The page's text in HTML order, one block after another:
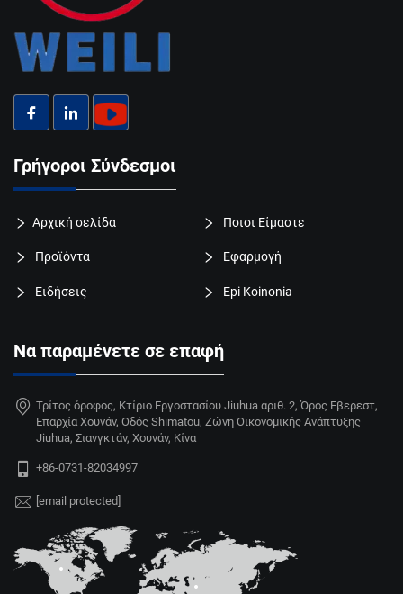
Γρήγοροι Σύνδεσμοι
Αρχική σελίδα Ποιοι Είμαστε
Προϊόντα Εφαρμογή
Ειδήσεις Epi Koinonia
Να παραμένετε σε επαφή
Τρίτος όροφος, Κτίριο Εργοστασίου Jiuhua αριθ. 2, Όρος Εβερεστ,
Επαρχία Χουνάν, Οδός Shimatou, Ζώνη Οικονομικής Ανάπτυξης
Jiuhua, Σιανγκτάν, Χουνάν, Κίνα
+86-0731-82034997
[email protected]